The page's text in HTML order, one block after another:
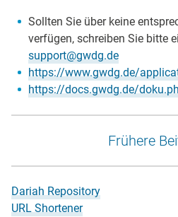
Sollten Sie über keine
verfügen, schreiben Sie bitte
support@gwdg.de
https://www.gwdg.de/
https://docs.gwdg.de/
Frühere
Dariah Repository
URL Shortener